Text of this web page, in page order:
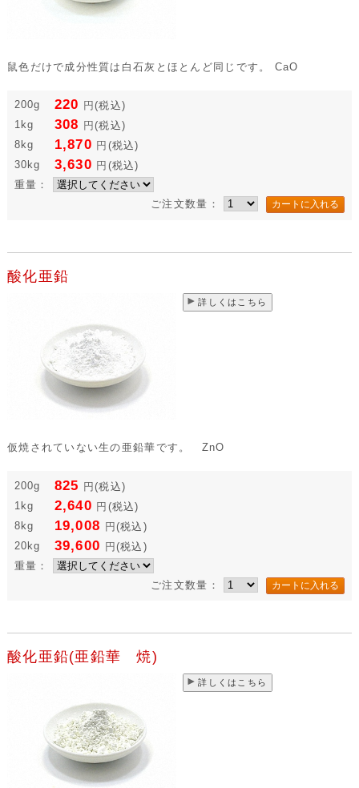
鼠色だけで成分性質は白石灰とほとんど同じです。 CaO
200g 220 円 (税込)
1kg
308 円 (税込)
8kg
1,870 円 (税込)
30kg
3,630 円 (税込)
重量：
ご注文数量：
酸化亜鉛
詳しくはこちら
仮焼されていない生の亜鉛華です。 ZnO
200g 825 円(税込)
1kg
2,640 円 (税込)
8kg
19,008 円(税込)
20kg
39,600 円(税込)
重量：
ご注文数量：
酸化亜鉛(亜鉛華 焼)
詳しくはこちら